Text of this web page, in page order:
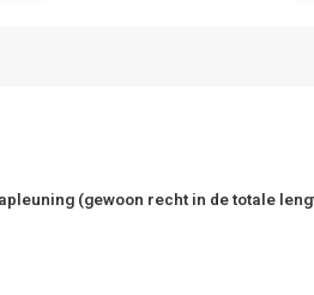
(gewoon recht in de totale